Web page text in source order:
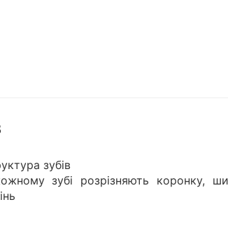
зубів
зубі розрізняють коронку,